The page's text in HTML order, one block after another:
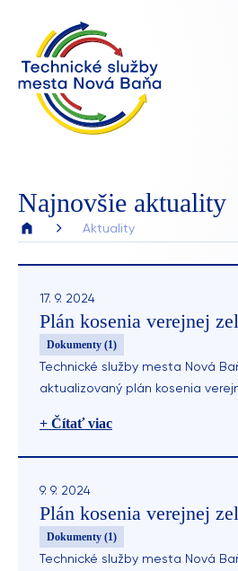
Najnovšie aktuality
Aktuality
17. 9. 2024
Plán kosenia verejnej
Dokumenty (1)
Technické služby mesta Nová
aktualizovaný plán kosenia
+ Čítať viac
9. 9. 2024
Plán kosenia verejnej
Dokumenty (1)
Technické služby mesta Nová